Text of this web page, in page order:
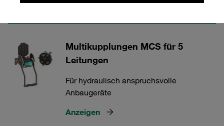
Multikupplungen MCS für 5
Leitungen
Für hydraulisch anspruchsvolle
Anbaugeräte
Anzeigen